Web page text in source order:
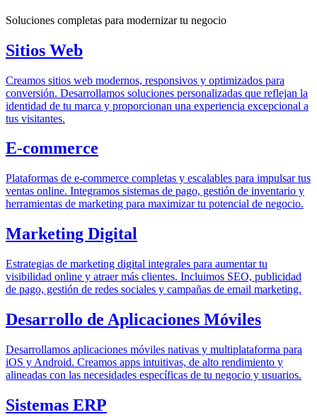
Soluciones completas para modernizar tu negocio
Sitios Web
Creamos sitios web modernos, responsivos y optimizados para
conversión. Desarrollamos soluciones personalizadas que reflejan la
identidad de tu marca y proporcionan una experiencia excepcional a
tus visitantes.
E-commerce
Plataformas de e-commerce completas y escalables para impulsar tus
ventas online. Integramos sistemas de pago, gestión de inventario y
herramientas de marketing para maximizar tu potencial de negocio.
Marketing Digital
Estrategias de marketing digital integrales para aumentar tu
visibilidad online y atraer más clientes. Incluimos SEO, publicidad
de pago, gestión de redes sociales y campañas de email marketing.
Desarrollo de Aplicaciones Móviles
Desarrollamos aplicaciones móviles nativas y multiplataforma para
iOS y Android. Creamos apps intuitivas, de alto rendimiento y
alineadas con las necesidades específicas de tu negocio y usuarios.
Sistemas ERP